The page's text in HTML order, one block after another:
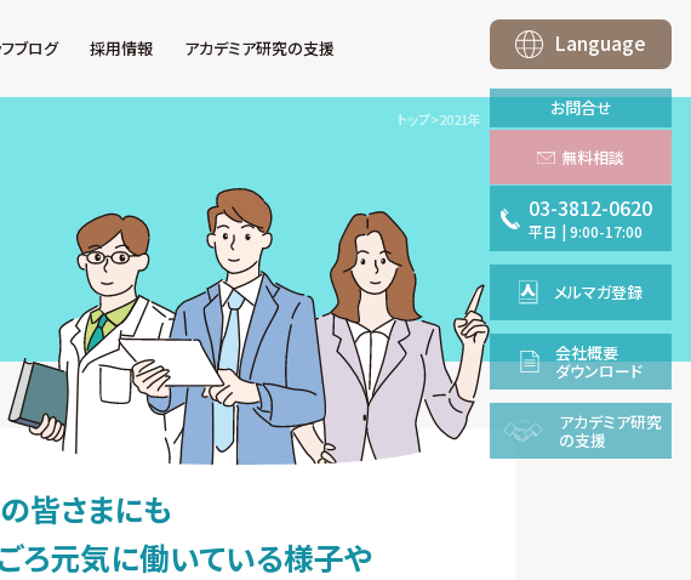
ブログ 採用情報 アカデミア研究の支援
トップ>2021年
Language
お問合せ
無料相談
03-3812-0620
平日 |9:00-17:00
メルマガ登録
会社概要
ダウンロード
アカデミア研究
の支援
皆さまにも
ろ元気に働いている様子や